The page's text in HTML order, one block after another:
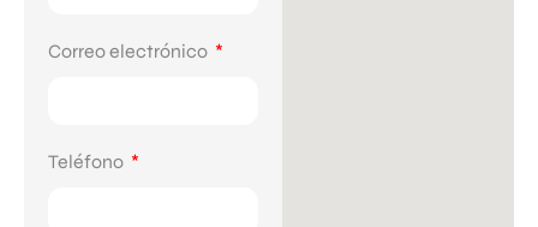
Correo electrónico
Teléfono